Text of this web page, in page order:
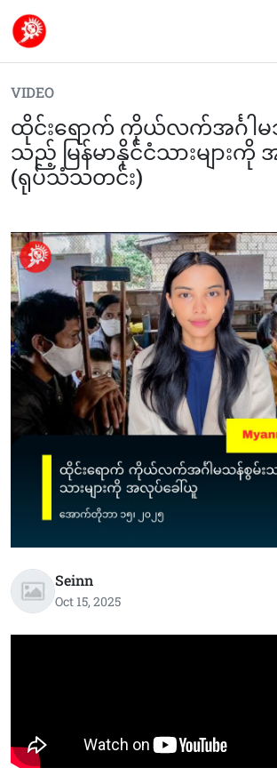
VIDEO
ထိုင်းရောက် ကိုယ်လက်အင်္ဂါမ
သည့် မြန်မာနိုင်ငံသားများ
(ရုပ်သံသတင်း)
Seinn
Oct 15, 2025